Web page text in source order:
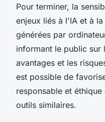
Pour terminer, la
enjeux liés à l'IA et à
générées par
informant le public sur
avantages et les
est possible de
responsable et
outils similaires.